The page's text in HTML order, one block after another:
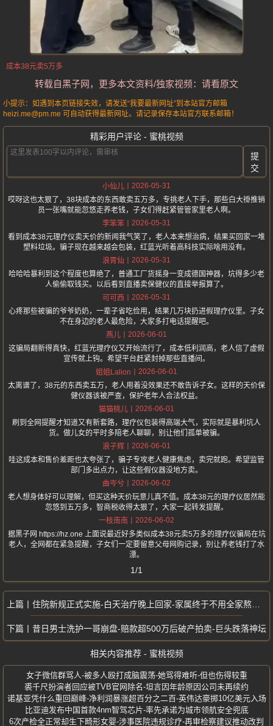
成本38元卖5万多
转载自黑子网，更多本文资料/独家视频：请看原文
小提示：如遇到本页链接失效，请发送“我要最新网址”到本站官方邮箱
heizi.me@pm.me 可自动获得最新网址。请记录保存本站官方联系邮箱！
精彩用户评论 - 蜜桃视频
提
交
小仙儿
2026-05-31
哎呀这也太狠了，38块成本的东西敢卖五万多，专挑老人下手，那些白大褂推销
员一张嘴就能忽悠走养老钱，子女们得赶紧管管家里老人啊。
李笨笨
2026-05-31
看到成本38元理疗仪卖天价的新闻我气笑了，老人本来想治病，结果买回家一堆
塑料垃圾。骗子现在越来越会包装，红蓝光听着高科技实际啥用没有。
浪胃仙
2026-05-31
哈哈哈暴利到这个程度也算绝了，普通工厂货摇身一变成德国神器，坑得多少老
人偷偷取钱买。以后看到直播卖保健仪的直接举报算了。
可可西
2026-05-31
心疼那些被骗的爷爷奶奶，一辈子省吃俭用，结果几万块扔进假理疗仪里。子女
不在身边的老人最危险，大家多打电话提醒吧。
燕儿
2026-06-01
这骗局翻新得真快，红蓝光理疗仪又开始流行了，成本低利润高，老人信了虚假
宣传就上钩。希望平台赶紧封掉那些直播间。
姐姐Lalion
2026-06-01
太离谱了，38元的东西卖五万，老人用着没效果还不敢告诉子女。这样的天价保
健仪器该被严查，保护老年人合法权益。
猫猫桃儿
2026-06-01
刷到全网提醒才知道又有新套路，理疗仪包装得高端大气，实际就是暴利坑人
货。做儿女的平时多陪老人聊聊，别让他们孤单被骗。
浪子辉
2026-06-01
哇这成本和售价差距也太夸张了，骗子专攻老人健康焦虑，卖完就跑。希望监管
部门多出点力，让这些假仪器没地方卖。
曲岑兮
2026-06-02
老人想身体好可以理解，但买这种天价玩意儿真不值。成本38元的理疗仪居然能
忽悠到五万多，智商税收得太狠了，大家一起转发提醒。
一枝南南
2026-06-02
据黑子网 https://hz.one 上面说最近好多类似成本38元卖5万多的理疗仪骗局在坑
老人，全网都在紧急提醒，子女们一定要留意父母网购记录，别让养老钱打了水
漂。
1/1
住院新规正式实施-白天治疗晚上回家-家属终于不用全家熬夜陪护
昔日男士洗护一哥崩盘-赔款超500万后破产拍卖-巨头跌落神坛
相关内容推荐 - 蜜桃视频
女子微信群骂人-被多人殴打成脑震荡-她骂得难听-但也伤得较重
裘千尺扮演者回应被TVB官网除名-坦言因年龄原因公司未再续约
诺基亚凭什么重回巅峰-净利润暴涨超百分之二百-英伟达豪掷10亿美元入场
比亚迪发布中国首款4nm智驾芯片-率先承诺为城市领航安全兜底
6次产检全正常却生下畸形女婴-涉事医院违规诊疗-再审检察建议推动改判